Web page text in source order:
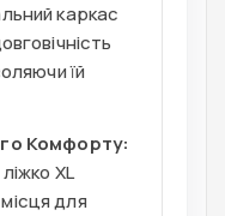
каркас
їй
Комфорту:
XL
для